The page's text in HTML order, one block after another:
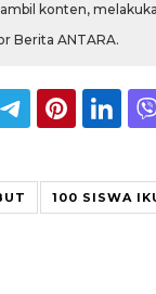
konten,
Berita ANTARA.
100 SISWA